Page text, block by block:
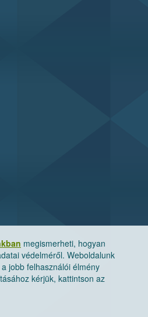
megismerheti, hogyan
védelméről. Weboldalunk
jobb felhasználói élmény
kérjük, kattintson az